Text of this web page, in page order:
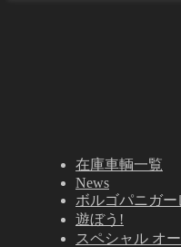
在庫車輌一覧
News
ボルゴパニガー
遊ぼう!
スペシャル オ